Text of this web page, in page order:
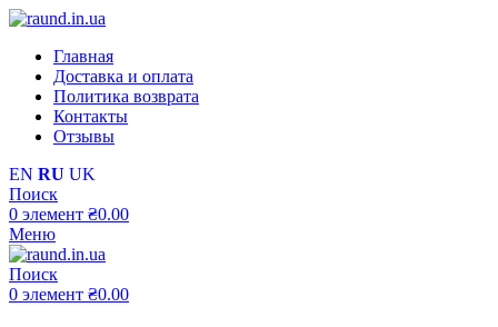
Главная
Доставка и оплата
Политика возврата
Контакты
Отзывы
EN RU UK
Поиск
0 элемент ₴0.00
Меню
Поиск
0 элемент ₴0.00